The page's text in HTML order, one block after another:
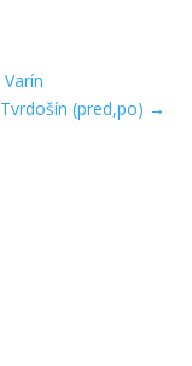
(pred,po) →